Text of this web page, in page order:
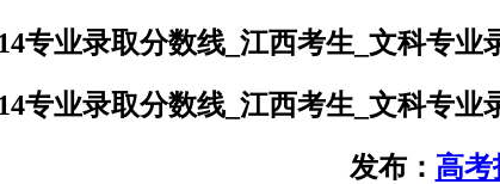
专业录取分数线_江西考生_文科专业
专业录取分数线_江西考生_文科专业
发布： 高考